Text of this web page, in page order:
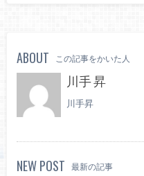
ABOUT この記事をかいた人
川手 昇
川手昇
NEW POST 最新の記事